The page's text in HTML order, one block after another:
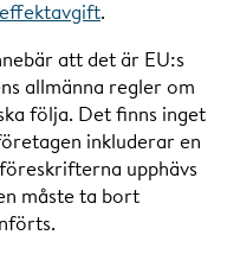
.
att det är EU:s
allmänna regler om
följa. Det finns inget
inkluderar en
upphävs
måste ta bort